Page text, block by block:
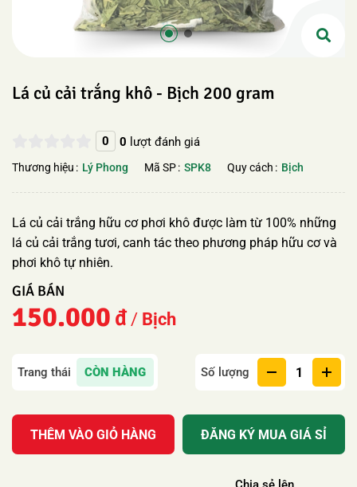
Lá củ cải trắng khô - Bịch 200 gram
0 0 lượt đánh giá
Thương hiệu Lý Phong Mã SP SPK8 Quy cách Bịch
Lá củ cải trắng hữu cơ phơi khô được làm từ 100% những
lá củ cải trắng tươi, canh tác theo phương pháp hữu cơ và
phơi khô tự nhiên.
150.000 Bịch
CÒN HÀNG Số lượng
THÊM VÀO GIỎ HÀNG ĐĂNG KÝ MUA GIÁ SỈ